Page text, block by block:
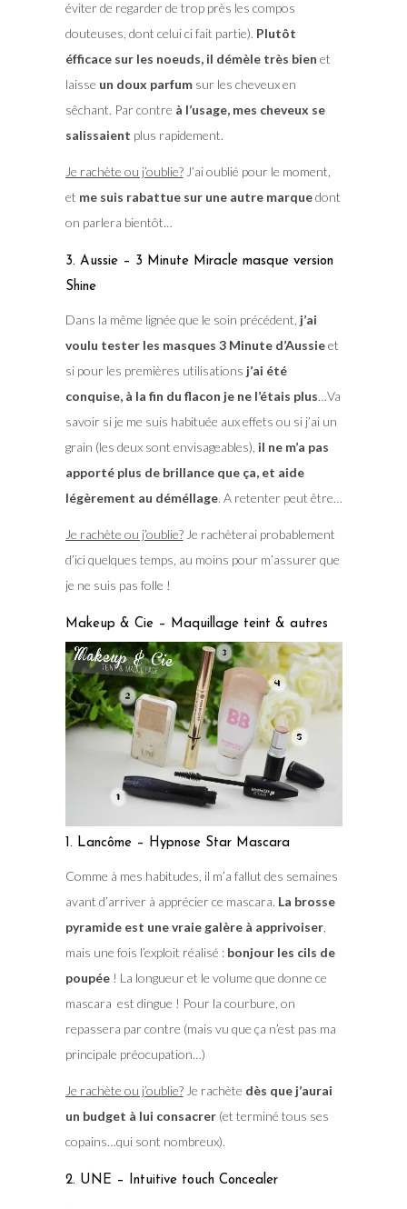
éviter de regarder de trop près les compos
douteuses, dont celui ci fait partie). Plutôt
éfficace sur les noeuds, il démèle très bien et
laisse un doux parfumsur les cheveux en
sêchant. Par contre à l’usage, mes cheveux se
salissaient plus rapidement.
Je rachète ou j’oublie?J’ai oublié pour le moment,
et me suis rabattue sur une autre marquedont
on parlera bientôt…
3. Aussie – 3 Minute Miracle masque version
Shine
Dans la même lignée que le soin précédent, j’ai
voulu tester les masques 3 Minute d’Aussieet
si pour les premières utilisations j’ai été
conquise, à la fin du flacon je ne l’étais plus…Va
savoir si je me suis habituée aux effets ou si j’ai un
grain (les deux sont envisageables), il ne m’a pas
apporté plus de brillance que ça, et aide
légèrement au déméllage. A retenter peut être…
Je rachète ou j’oublie?Je rachèterai probablement
d’ici quelques temps, au moins pour m’assurer que
je ne suis pas folle !
Makeup & Cie – Maquillage teint & autres
1. Lancôme – Hypnose Star Mascara
Comme à mes habitudes, il m’a fallut des semaines
avant d’arriver à apprécier ce mascara. La brosse
pyramide est une vraie galère à apprivoiser,
mais une fois l’exploit réalisé : bonjour les cils de
poupée! La longueur et le volume que donne ce
mascara est dingue ! Pour la courbure, on
repassera par contre (mais vu que ça n’est pas ma
principale préocupation…)
Je rachète ou j’oublie?Je rachète dès que j’aurai
un budget à lui consacrer(et terminé tous ses
copains…qui sont nombreux).
2. UNE – Intuitive touch Concealer